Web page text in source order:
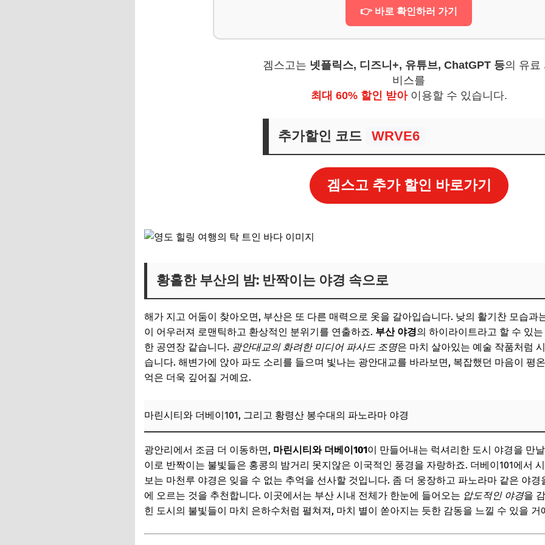
👉 바로 확인하러 가기
겜스고는 넷플릭스, 디즈니+, 유튜브, ChatGPT 등의 유료
비스를
최대 60% 할인 받아이용할 수 있습니다.
추가할인 코드 WRVE6
겜스고 추가 할인 바로가기
황홀한 부산의 밤: 반짝이는 야경 속으로
해가 지고 어둠이 찾아오면, 부산은 또 다른 매력으로 옷을 갈아입습니다. 낮의 활기찬 모습과
이 어우러져 로맨틱하고 환상적인 분위기를 연출하죠. 부산 야경의 하이라이트라고 할 수 있는
한 공연장 같습니다. 광안대교의 화려한 미디어 파사드 조명은 마치 살아있는 예술 작품처럼
습니다. 해변가에 앉아 파도 소리를 들으며 빛나는 광안대교를 바라보면, 복잡했던 마음이 평
억은 더욱 깊어질 거예요.
마린시티와 더베이101, 그리고 황령산 봉수대의 파노라마 야경
광안리에서 조금 더 이동하면, 마린시티와 더베이101이 만들어내는 럭셔리한 도시 야경을 만
이로 반짝이는 불빛들은 홍콩의 밤거리 못지않은 이국적인 풍경을 자랑하죠. 더베이101에서
보는 마천루 야경은 잊을 수 없는 추억을 선사할 것입니다. 좀 더 웅장하고 파노라마 같은 야
에 오르는 것을 추천합니다. 이곳에서는 부산 시내 전체가 한눈에 들어오는 압도적인 야경을
힌 도시의 불빛들이 마치 은하수처럼 펼쳐져, 마치 별이 쏟아지는 듯한 감동을 느낄 수 있을 거